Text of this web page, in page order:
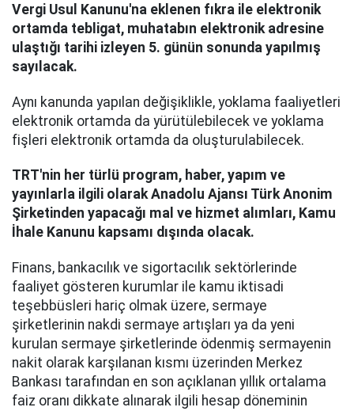
Vergi Usul Kanunu'na eklenen fıkra ile elektronik
ortamda tebligat, muhatabın elektronik adresine
ulaştığı tarihi izleyen 5. günün sonunda yapılmış
sayılacak.
Aynı kanunda yapılan değişiklikle, yoklama faaliyetleri
elektronik ortamda da yürütülebilecek ve yoklama
fişleri elektronik ortamda da oluşturulabilecek.
TRT'nin her türlü program, haber, yapım ve
yayınlarla ilgili olarak Anadolu Ajansı Türk Anonim
Şirketinden yapacağı mal ve hizmet alımları, Kamu
İhale Kanunu kapsamı dışında olacak.
Finans, bankacılık ve sigortacılık sektörlerinde
faaliyet gösteren kurumlar ile kamu iktisadi
teşebbüsleri hariç olmak üzere, sermaye
şirketlerinin nakdi sermaye artışları ya da yeni
kurulan sermaye şirketlerinde ödenmiş sermayenin
nakit olarak karşılanan kısmı üzerinden Merkez
Bankası tarafından en son açıklanan yıllık ortalama
faiz oranı dikkate alınarak ilgili hesap döneminin